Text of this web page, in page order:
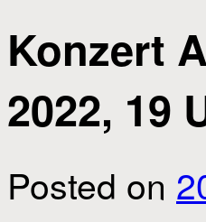
Konzert
2022, 19
Posted on